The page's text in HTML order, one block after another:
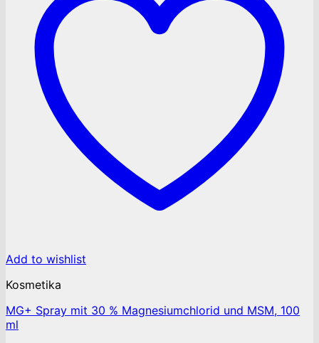
Add to wishlist
Kosmetika
MG+ Spray mit 30 % Magnesiumchlorid und MSM, 100
ml